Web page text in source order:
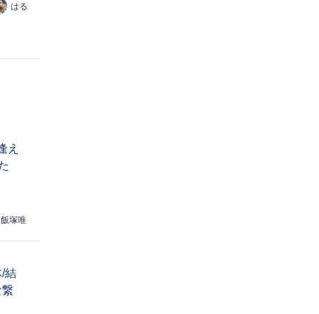
はる
え
飯塚唯
結